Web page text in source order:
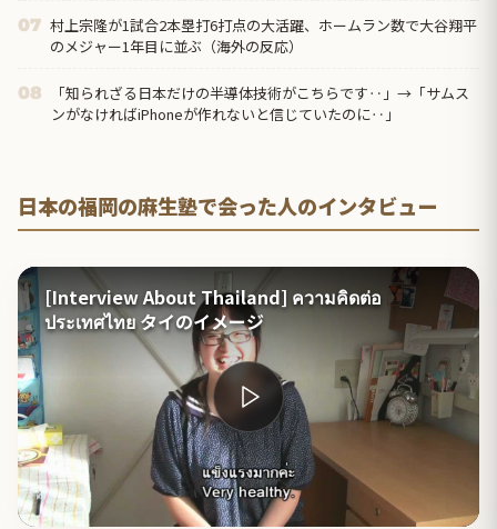
07 村上宗隆が1試合2本塁打6打点の大活躍、ホームラン数で大谷翔平
のメジャー1年目に並ぶ（海外の反応）
08
「知られざる日本だけの半導体技術がこちらです‥」→「サムス
ンがなければiPhoneが作れないと信じていたのに‥」
日本の福岡の麻生塾で会った人のインタビュー
[Interview About Thailand] ความคิดต่อ
ประเทศไทย タイのイメージ